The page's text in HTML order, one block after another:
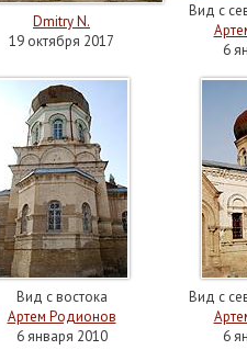
Dmitry N.
19 октября 2017
Вид с
6
Вид с востока
Артем Родионов
6 января 2010
Вид с
6